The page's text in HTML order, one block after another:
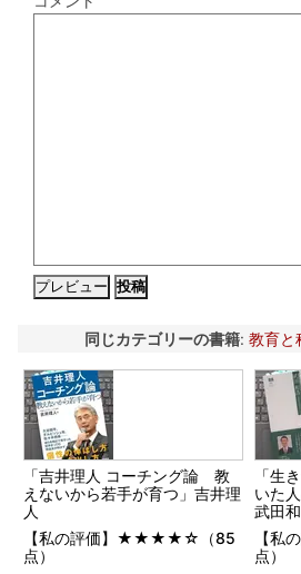
同じカテゴリーの書籍: 教育
「吉井理人 コーチング論 教
えないから若手が育つ」吉井理
人
【私の評価】★★★★☆（85
点）
「生
いた
武田
【
点）